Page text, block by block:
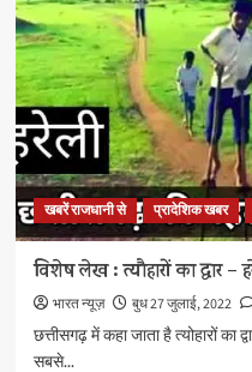
तिहार
:
हरेली
तिहार
के
बारे
में
पढ़ें
खबरें राजधानी से प्रादेशिक खबर
विशेष लेख : त्यौहारों का द्वार –
भारत न्यूज़ बुध 27 जुलाई, 2022
छत्तीसगढ़ में कहा जाता है त्योहारों का
सबसे...